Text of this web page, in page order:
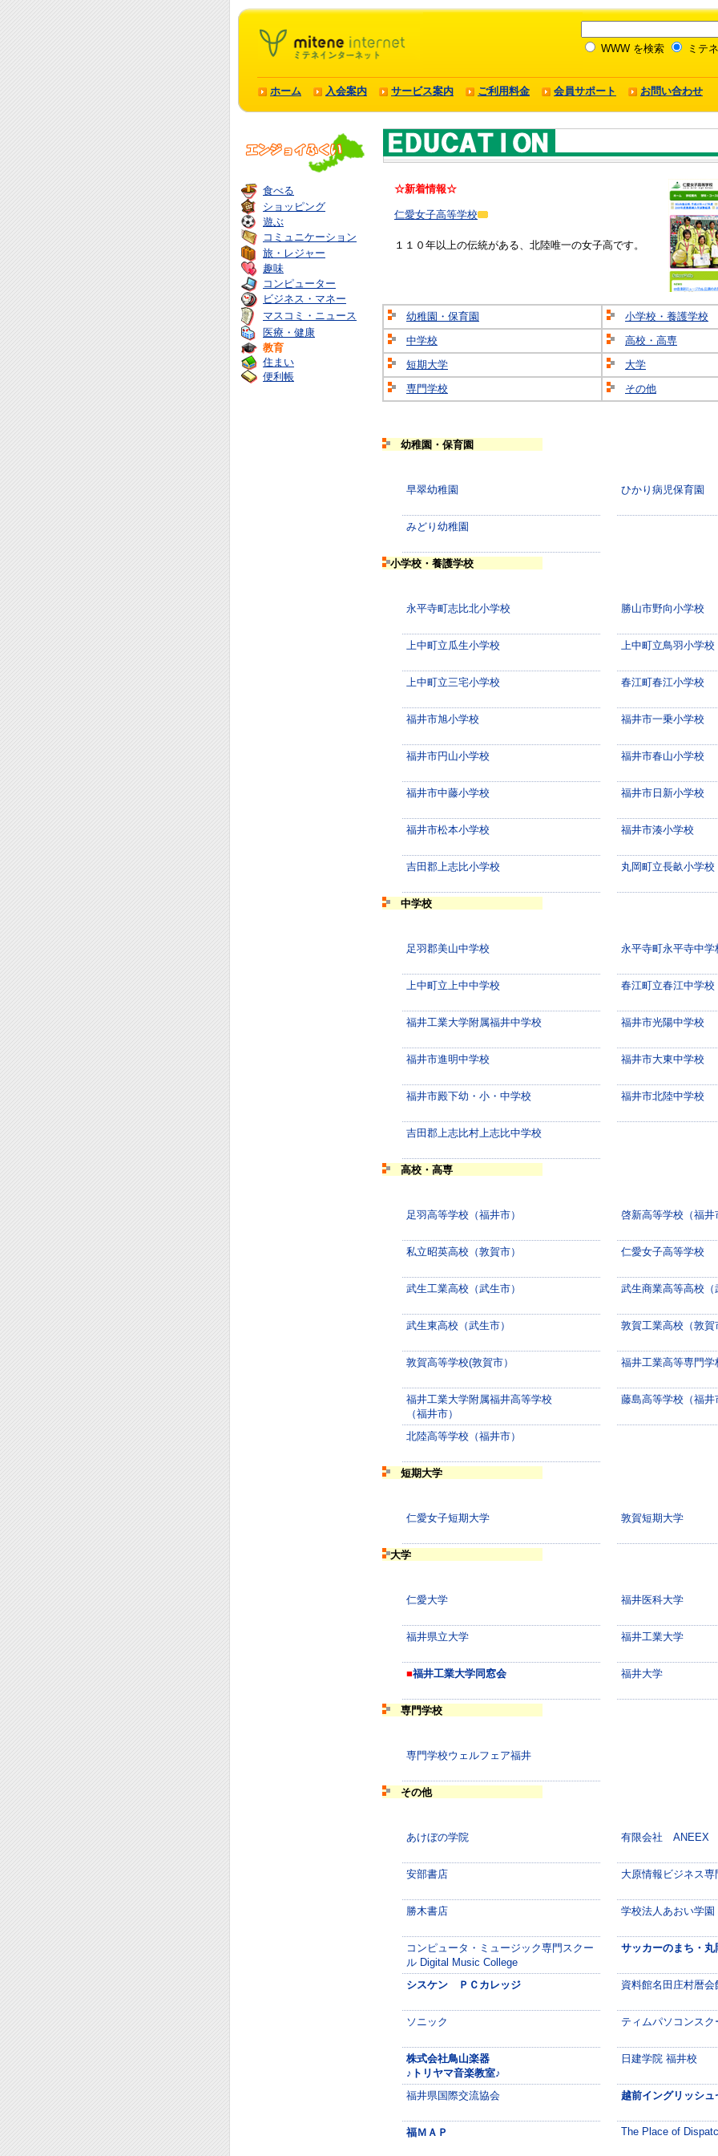
WWW を検索 ミテ
ホーム 入会案内 サービス案内 ご利用料金 会員サポート お問い合わせ
☆新着情報☆
仁愛女子高等学校
１１０年以上の伝統がある、北陸唯一の女子高です。
幼稚園・保育園
小学校・養護学校
中学校
高校・高専
短期大学
大学
専門学校
その他
幼稚園・保育園
早翠幼稚園 ひかり病児保育園
みどり幼稚園
小学校・養護学校
永平寺町志比北小学校 勝山市野向小学校
上中町立瓜生小学校 上中町立鳥羽小学校
上中町立三宅小学校 春江町春江小学校
福井市旭小学校 福井市一乗小学校
福井市円山小学校 福井市春山小学校
福井市中藤小学校 福井市日新小学校
福井市松本小学校 福井市湊小学校
吉田郡上志比小学校 丸岡町立長畝小学校
中学校
足羽郡美山中学校 永平寺町永平寺中学
上中町立上中中学校 春江町立春江中学校
福井工業大学附属福井中学校 福井市光陽中学校
福井市進明中学校 福井市大東中学校
福井市殿下幼・小・中学校 福井市北陸中学校
吉田郡上志比村上志比中学校
高校・高専
足羽高等学校（福井市） 啓新高等学校（福井
私立昭英高校（敦賀市） 仁愛女子高等学校
武生工業高校（武生市） 武生商業高等高校（
武生東高校（武生市） 敦賀工業高校（敦賀
敦賀高等学校(敦賀市） 福井工業高等専門学
福井工業大学附属福井高等学校
（福井市）
藤島高等学校（福井
北陸高等学校（福井市）
短期大学
仁愛女子短期大学 敦賀短期大学
大学
仁愛大学 福井医科大学
福井県立大学 福井工業大学
■福井工業大学同窓会 福井大学
専門学校
専門学校ウェルフェア福井
その他
あけぼの学院 有限会社 ANEEX
安部書店 大原情報ビジネス
勝木書店 学校法人あおい学
コンピュータ・ミュージック専門スクー
ル Digital Music College
サッカーのまち・丸
シスケン ＰＣカレッジ 資料館名田庄村暦会
ソニック ティムパソコンスク
株式会社鳥山楽器
♪トリヤマ音楽教室♪
日建学院 福井校
福井県国際交流協会 越前イングリッシ
福ＭＡＰ The Place of
食べる
ショッピング
遊ぶ
コミュニケーション
旅・レジャー
趣味
コンピューター
ビジネス・マネー
マスコミ・ニュース
医療・健康
教育
住まい
便利帳